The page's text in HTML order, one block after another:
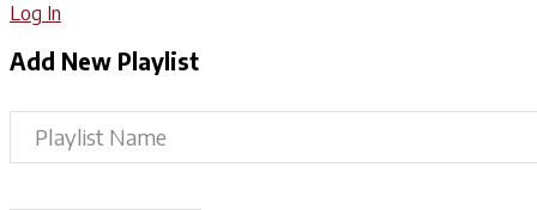
Log In
Add New Playlist